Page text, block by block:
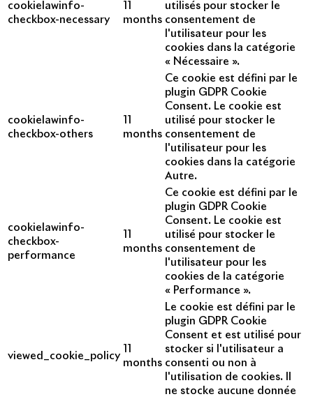
cookielawinfo-
checkbox-necessary
months
utilisés pour stocker le
consentement de
l'utilisateur pour les
cookies dans la catégorie
« Nécessaire ».
cookielawinfo-
checkbox-others
months
Ce cookie est défini par le
plugin GDPR Cookie
Consent. Le cookie est
utilisé pour stocker le
consentement de
l'utilisateur pour les
cookies dans la catégorie
Autre.
cookielawinfo-
checkbox-
performance
months
Ce cookie est défini par le
plugin GDPR Cookie
Consent. Le cookie est
utilisé pour stocker le
consentement de
l'utilisateur pour les
cookies de la catégorie
« Performance ».
viewed_cookie_policy
months
Le cookie est défini par le
plugin GDPR Cookie
Consent et est utilisé pour
stocker si l'utilisateur a
consenti ou non à
l'utilisation de cookies. Il
ne stocke aucune donnée